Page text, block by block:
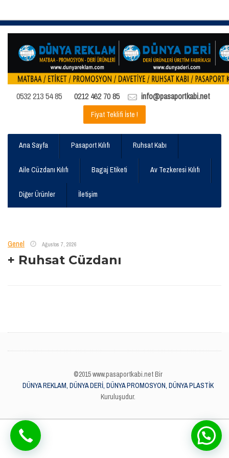
0532 213 54 85 0212 462 70 85 info@pasaportkabi.net
Fiyat Teklifi İste !
Ana Sayfa Pasaport Kılıfı Ruhsat Kabı
Aile Cüzdanı Kılıfı Bagaj Etiketi Av Tezkeresi Kılıfı
Diğer Ürünler İletişim
Genel Ağustos 7, 2026
+ Ruhsat Cüzdanı
©2015 www.pasaportkabi.net Bir
DÜNYA REKLAM, DÜNYA DERİ, DÜNYA PROMOSYON, DÜNYA PLASTİK
Kuruluşudur.